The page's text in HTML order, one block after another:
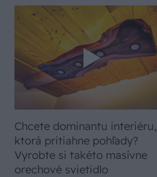
Chcete dominantu interiéru,
ktorá pritiahne pohľady?
Vyrobte si takéto masívne
orechové svietidlo